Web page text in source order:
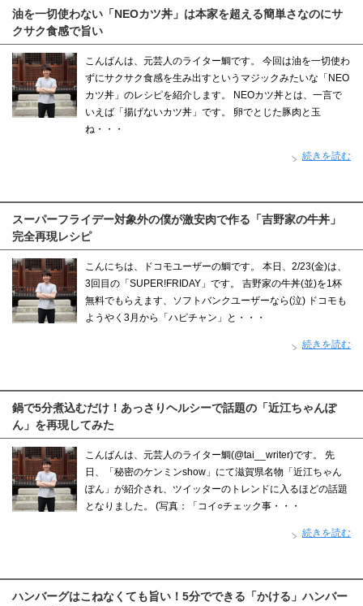
油を一切使わない「NEOカツ丼」は本家を超える簡単さなのにサ
クサク食感で旨い
こんばんは、元芸人のライター鯛です。 今回は油を一切使わ
ずにサクサク食感を生み出すというマジックみたいな「NEO
カツ丼」のレシピを紹介します。 NEOカツ丼とは、一言で
いえば「揚げないカツ丼」です。 卵でとじた豚肉と玉
ね・・・
続きを読む
スーパーフライデー対象外の僕が激安肉で作る「吉野家の牛丼」
完全再現レシピ
こんにちは、ドコモユーザーの鯛です。 本日、2/23(金)は、
3回目の「SUPER!FRIDAY」です。 吉野家の牛丼(並)を1杯
無料でもらえます、ソフトバンクユーザーなら(泣) ドコモも
ようやく3月から「ハピチャン」と・・・
続きを読む
鍋で5分煮込むだけ！あっさりヘルシーで話題の「近江ちゃんぽ
ん」を再現してみた
こんばんは、元芸人のライター鯛(@tai__writer)です。 先
日、「秘密のケンミンshow」にて滋賀県名物「近江ちゃん
ぽん」が紹介され、ツイッターのトレンドに入るほどの話題
となりました。 (写真：「コイ○チェック事・・・
続きを読む
ハンバーグはこねなくても旨い！5分でできる「かける」ハンバー